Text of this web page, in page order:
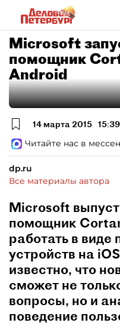
Microsoft
помощник
Android
14 марта 2015 15:39
Читайте нас в
dp.ru
Все материалы автора
Microsoft
помощник
работать в
устройств на
известно, что
сможет не
вопросы, но и
поведение